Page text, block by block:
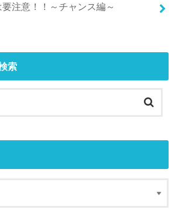
注意！！～チャンス編～
索